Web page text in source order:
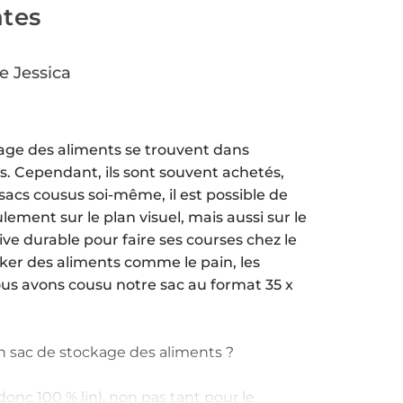
Jessica
des aliments se trouvent dans
Cependant, ils sont souvent achetés,
cousus soi-même, il est possible de
sur le plan visuel, mais aussi sur le
durable pour faire ses courses chez le
des aliments comme le pain, les
avons cousu notre sac au format 35 x
de stockage des aliments ?
100 % lin), non pas tant pour le